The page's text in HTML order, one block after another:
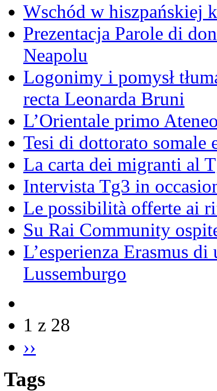
Wschód w hiszpańskiej
Prezentacja Parole di
Neapolu
Logonimy i pomysł
recta Leonarda Bruni
L’Orientale primo
Tesi di dottorato somale
La carta dei migranti al
Intervista Tg3 in
Le possibilità offerte ai
Su Rai Community
L’esperienza Erasmus
Lussemburgo
1 z 28
››
Tags